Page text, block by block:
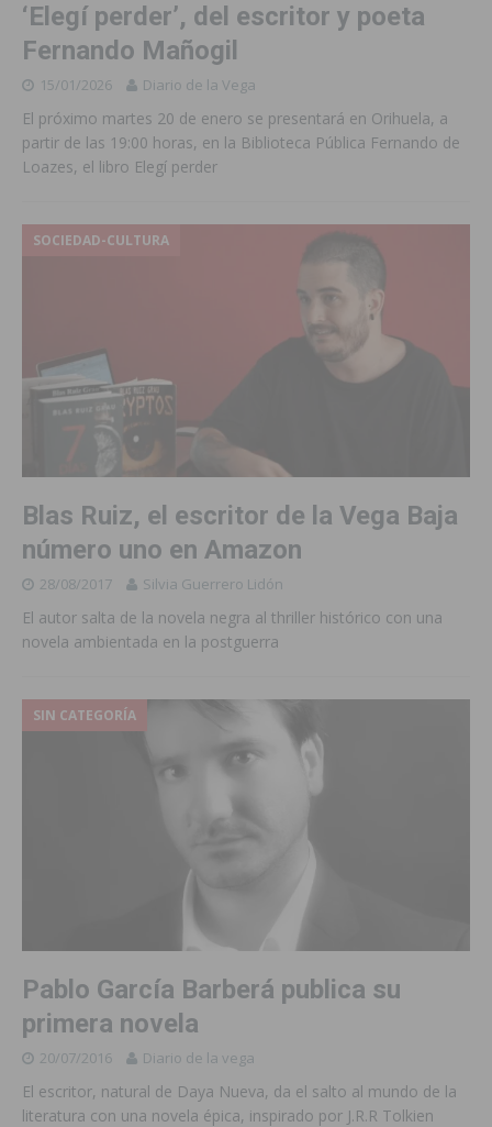
‘Elegí perder’, del escritor y poeta
Fernando Mañogil
15/01/2026 Diario de la Vega
El próximo martes 20 de enero se presentará en Orihuela, a
partir de las 19:00 horas, en la Biblioteca Pública Fernando de
Loazes, el libro Elegí perder
SOCIEDAD-CULTURA
Blas Ruiz, el escritor de la Vega Baja
número uno en Amazon
28/08/2017 Silvia Guerrero Lidón
El autor salta de la novela negra al thriller histórico con una
novela ambientada en la postguerra
SIN CATEGORÍA
Pablo García Barberá publica su
primera novela
20/07/2016 Diario de la vega
El escritor, natural de Daya Nueva, da el salto al mundo de la
literatura con una novela épica, inspirado por J.R.R Tolkien